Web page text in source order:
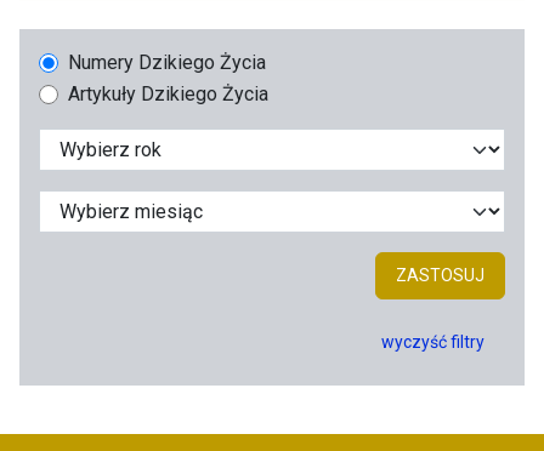
Numery Dzikiego Życia
Artykuły Dzikiego Życia
ZASTOSUJ
wyczyść filtry